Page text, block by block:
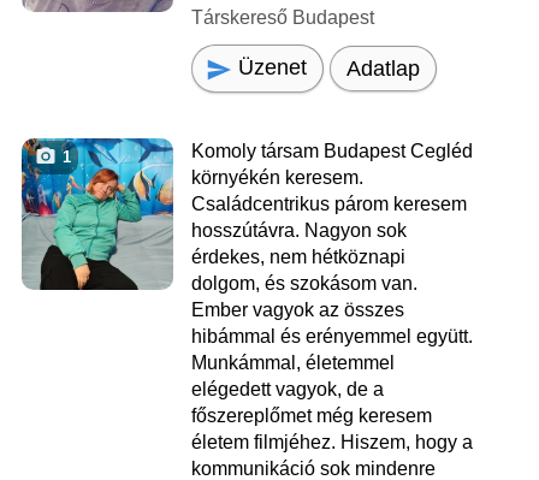
Társkereső Budapest
Üzenet Adatlap
1
Komoly társam Budapest Cegléd
környékén keresem.
Családcentrikus párom keresem
hosszútávra. Nagyon sok
érdekes, nem hétköznapi
dolgom, és szokásom van.
Ember vagyok az összes
hibámmal és erényemmel együtt.
Munkámmal, életemmel
elégedett vagyok, de a
főszereplőmet még keresem
életem filmjéhez. Hiszem, hogy a
kommunikáció sok mindenre